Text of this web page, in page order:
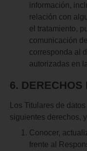
información,
relación con
el tratamiento,
comunicación
corresponda al
autorizadas en
6. DERECHOS
Los Titulares de
siguientes derechos,
Conocer,
frente al